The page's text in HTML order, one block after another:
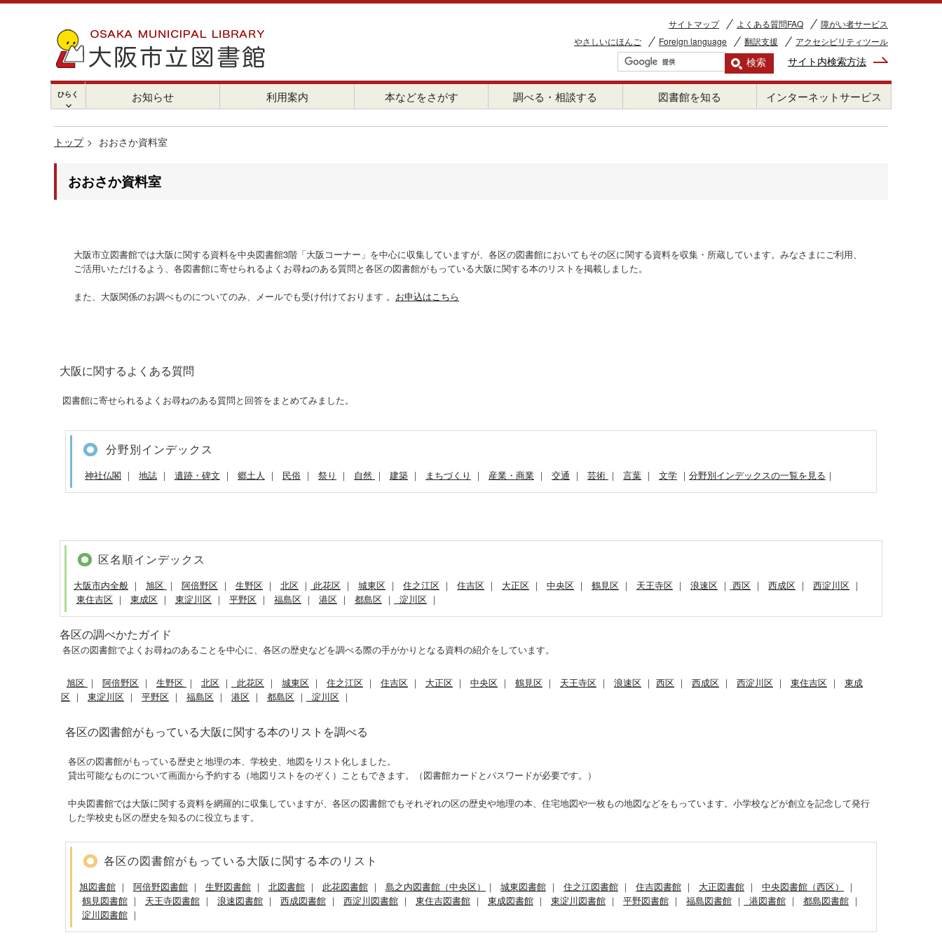
サイトマップ よくある質問FAQ
障がい者サービス
やさしいにほんご
Foreign language 翻訳支援 アクセシビリティツール
サイト内検索方法
ひらく
chevron_right
お知らせ 利用案内 本などをさがす 調べる・相談する 図書館を知る インターネットサービス
トップ おおさか資料室
おおさか資料室
大阪市立図書館では大阪に関する資料を中央図書館3階「大阪コーナー」を中心に収集していますが、各区の図書館においてもその区に関する資料を収集・所蔵しています。みなさまにご利用、
ご活用いただけるよう、各図書館に寄せられるよくお尋ねのある質問と各区の図書館がもっている大阪に関する本のリストを掲載しました。
また、大阪関係のお調べものについてのみ、メールでも受け付けております 。 お申込はこちら
大阪に関するよくある質問
図書館に寄せられるよくお尋ねのある質問と回答をまとめてみました。
分野別インデックス
神社仏閣 ｜ 地誌 ｜ 遺跡・碑文 ｜ 郷土人 ｜ 民俗 ｜ 祭り ｜ 自然 ｜ 建築 ｜ まちづくり ｜ 産業・商業 ｜ 交通 ｜ 芸術 ｜ 言葉 ｜ 文学 ｜ 分野別インデックスの一覧を見る ｜
区名順インデックス
大阪市内全般 ｜ 旭区 ｜ 阿倍野区 ｜ 生野区 ｜ 北区 ｜ 此花区 ｜ 城東区 ｜ 住之江区 ｜ 住吉区 ｜ 大正区 ｜ 中央区 ｜ 鶴見区 ｜ 天王寺区 ｜ 浪速区 ｜ 西区 ｜ 西成区 ｜ 西淀川区 ｜
東住吉区 ｜ 東成区 ｜ 東淀川区 ｜ 平野区 ｜ 福島区 ｜ 港区 ｜ 都島区 ｜ 淀川区 ｜
各区の調べかたガイド
各区の図書館でよくお尋ねのあることを中心に、各区の歴史などを調べる際の手がかりとなる資料の紹介をしています。
旭区 ｜ 阿倍野区 ｜ 生野区 ｜ 北区 ｜ 此花区 ｜ 城東区 ｜ 住之江区 ｜ 住吉区 ｜ 大正区 ｜ 中央区 ｜ 鶴見区 ｜ 天王寺区 ｜ 浪速区 ｜ 西区 ｜ 西成区 ｜ 西淀川区 ｜ 東住吉区 ｜ 東成
区 ｜ 東淀川区 ｜ 平野区 ｜ 福島区 ｜ 港区 ｜ 都島区 ｜ 淀川区 ｜
各区の図書館がもっている大阪に関する本のリストを調べる
各区の図書館がもっている歴史と地理の本、学校史、地図をリスト化しました。
貸出可能なものについて画面から予約する（地図リストをのぞく）こともできます。（図書館カードとパスワードが必要です。）
中央図書館では大阪に関する資料を網羅的に収集していますが、各区の図書館でもそれぞれの区の歴史や地理の本、住宅地図や一枚もの地図などをもっています。小学校などが創立を記念して発行
した学校史も区の歴史を知るのに役立ちます。
各区の図書館がもっている大阪に関する本のリスト
旭図書館 ｜ 阿倍野図書館 ｜ 生野図書館 ｜ 北図書館 ｜ 此花図書館 ｜ 島之内図書館（中央区） ｜ 城東図書館 ｜ 住之江図書館 ｜ 住吉図書館 ｜ 大正図書館 ｜ 中央図書館（西区）
｜
鶴見図書館 ｜ 天王寺図書館 ｜ 浪速図書館 ｜ 西成図書館 ｜ 西淀川図書館 ｜ 東住吉図書館 ｜ 東成図書館 ｜ 東淀川図書館 ｜ 平野図書館 ｜ 福島図書館 ｜ 港図書館 ｜ 都島図書館 ｜
淀川図書館 ｜